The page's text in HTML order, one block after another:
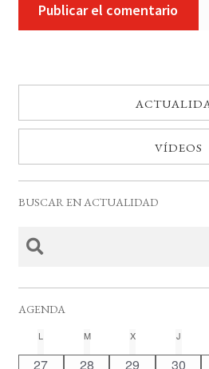
VÍDEOS
BUSCAR EN ACTUALIDAD
AGENDA
a
L MMARTES XMIÉRCOLES
J
0
27
0
28
0
29
0
30